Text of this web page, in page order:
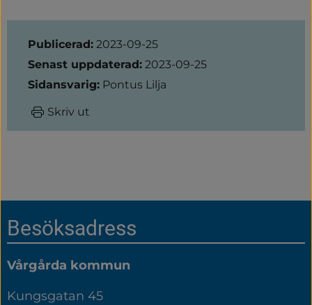
Sidinformation
Publicerad: 2023-09-25
Senast uppdaterad: 2023-09-25
Sidansvarig: Pontus Lilja
Skriv ut
Sidfot
Besöksadress
Vårgårda kommun
Kungsgatan 45